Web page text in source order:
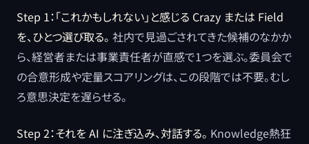
Step 1：「これかもしれない」と感じる Crazy または Field
を、ひとつ選び取る。 社内で見過ごされてきた候補のなかか
ら、経営者または事業責任者が直感で1つを選ぶ。委員会で
の合意形成や定量スコアリングは、この段階では不要。むし
ろ意思決定を遅らせる。
Step 2：それを AI に注ぎ込み、対話する。 Knowledge熱狂